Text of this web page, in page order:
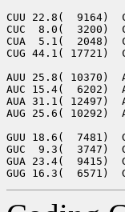
CUU 22.8(  9164)
CUC  8.0(  3200)
CUA  5.1(  2048)
CUG 44.1( 17721)
AUU 25.8( 10370)
AUC 15.4(  6202)
AUA 31.1( 12497)
AUG 25.6( 10292)
GUU 18.6(  7481)
GUC  9.3(  3747)
GUA 23.4(  9415)